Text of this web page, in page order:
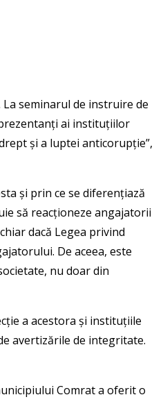
seminarul de instruire de
ai instituțiilor
și a luptei anticorupție”,
și prin ce se diferențiază
să reacționeze angajatorii
dacă Legea privind
De aceea, este
nu doar din
a acestora și instituțiile
avertizările de integritate.
Comrat a oferit o